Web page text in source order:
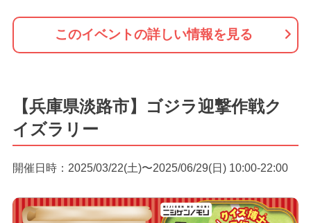
このイベントの詳しい情報を見る
【兵庫県淡路市】ゴジラ迎撃作戦ク
イズラリー
開催日時：2025/03/22(土)〜2025/06/29(日) 10:00-22:00